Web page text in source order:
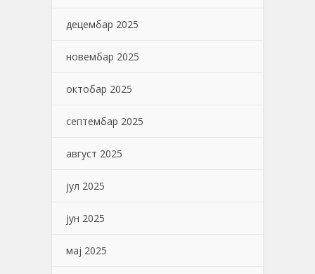
децембар 2025
новембар 2025
октобар 2025
септембар 2025
август 2025
јул 2025
јун 2025
мај 2025